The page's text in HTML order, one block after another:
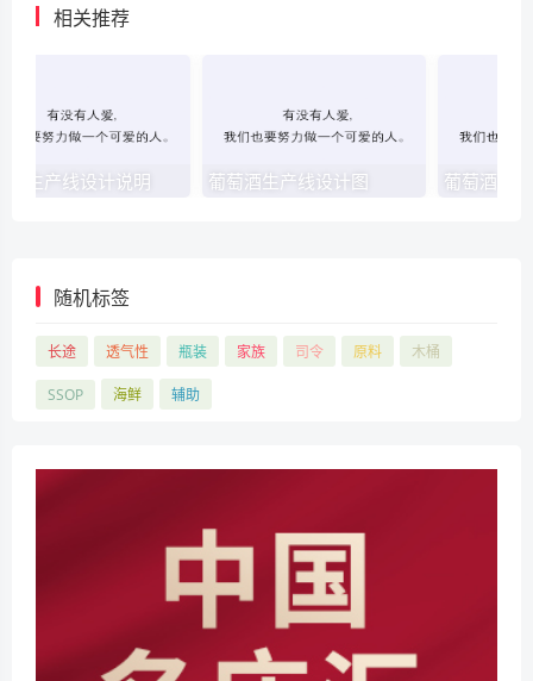
相关推荐
酒生产线设计说明 葡萄酒生产线设计图
随机标签
长途 透气性 瓶装 家族 司令 原料 木桶
SSOP 海鲜 辅助